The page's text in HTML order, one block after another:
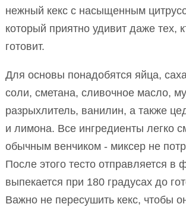
нежный кекс с насыщенным
который приятно удивит даже тех,
готовит.
Для основы понадобятся яйца,
соли, сметана, сливочное масло,
разрыхлитель, ванилин, а также
и лимона. Все ингредиенты легко
обычным венчиком - миксер не
После этого тесто отправляется в
выпекается при 180 градусах до
Важно не пересушить кекс, чтобы